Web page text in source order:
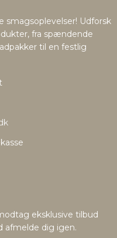
smagsoplevelser! Udforsk
fra spændende
til en festlig
eksklusive tilbud
afmelde dig igen.